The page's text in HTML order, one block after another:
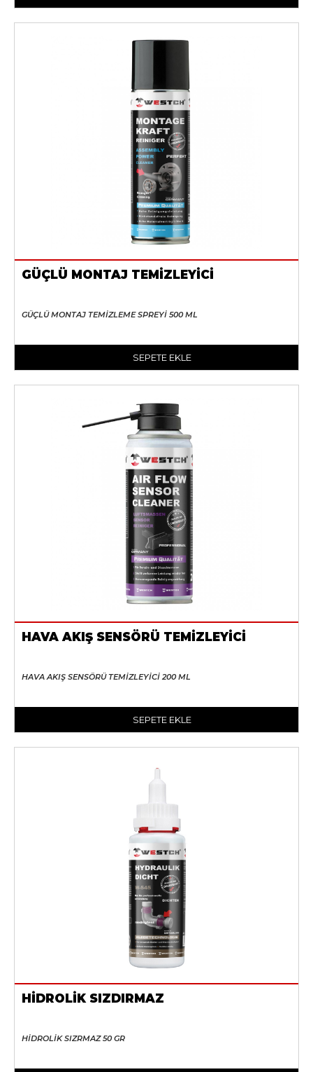
GÜÇLÜ MONTAJ TEMİZLEYİCİ
GÜÇLÜ MONTAJ TEMİZLEME SPREYİ 500 ML
SEPETE EKLE
HAVA AKIŞ SENSÖRÜ TEMİZLEYİCİ
HAVA AKIŞ SENSÖRÜ TEMİZLEYİCİ 200 ML
SEPETE EKLE
HİDROLİK SIZDIRMAZ
HİDROLİK SIZRMAZ 50 GR